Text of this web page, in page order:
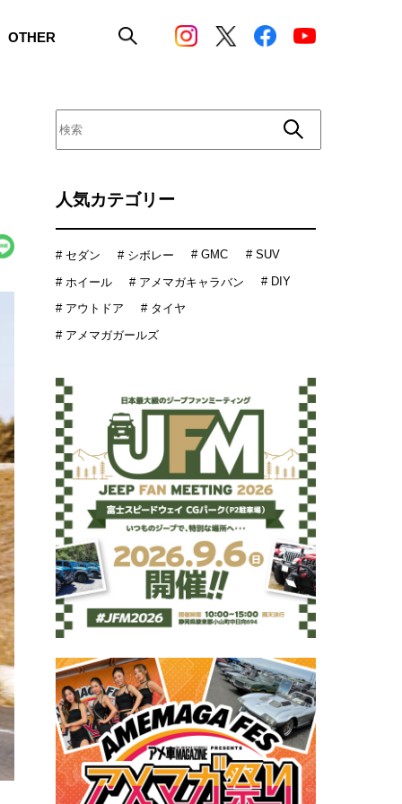
OTHER
人気カテゴリー
# セダン # シボレー # GMC # SUV
# ホイール # アメマガキャラバン # DIY
# アウトドア
# タイヤ
# アメマガガールズ